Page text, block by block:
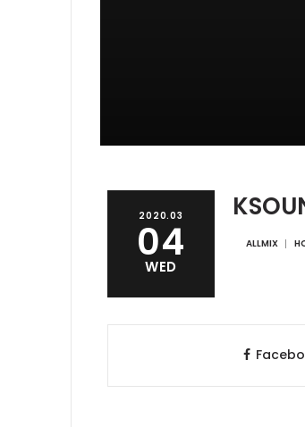
2020.03
04
WED
ALLMIX